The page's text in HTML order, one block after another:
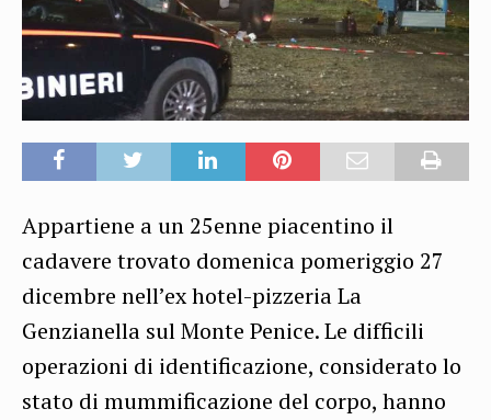
Appartiene a un 25enne piacentino il
cadavere trovato domenica pomeriggio 27
dicembre nell’ex hotel-pizzeria La
Genzianella sul Monte Penice. Le difficili
operazioni di identificazione, considerato lo
stato di mummificazione del corpo, hanno